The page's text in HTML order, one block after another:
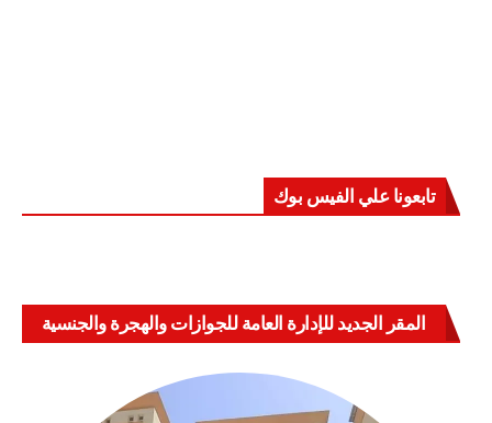
تابعونا علي الفيس بوك
المقر الجديد للإدارة العامة للجوازات والهجرة والجنسية